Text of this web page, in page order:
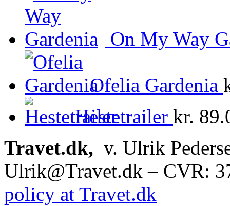
On My Way
Ofelia Gardenia
Hestetrailer kr.
Travet.dk, v. Ulrik
Ulrik@Travet.dk – CVR:
policy at Travet.dk